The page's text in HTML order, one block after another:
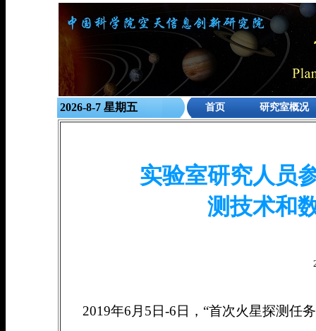
2026-8-7 星期五 首页 研究室概况
实验室研究人员
测技术和
2019年6月5日-6日，“首次火星探测任